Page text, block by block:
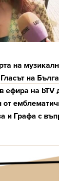
на
Гласът на
ефира на bTV
от
и Графа с